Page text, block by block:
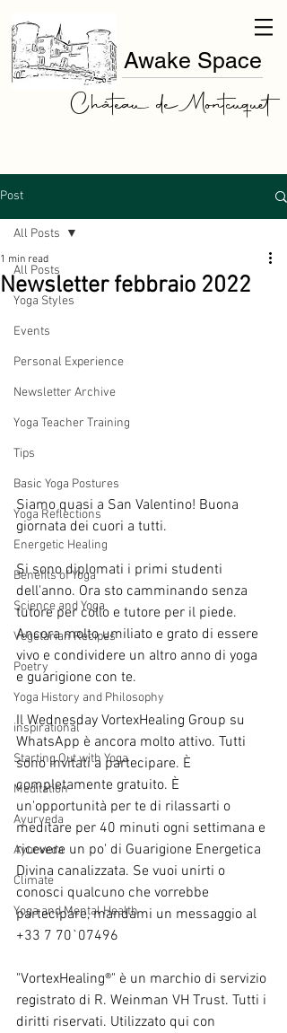
Awake Space
Château de Montcuquet
Post
All Posts
Yoga Styles
Events
Personal Experience
Newsletter Archive
Yoga Teacher Training
Tips
Basic Yoga Postures
Yoga Reflections
Energetic Healing
Benefits of Yoga
Science and Yoga
Vegetarian Recipes
Poetry
Yoga History and Philosophy
inspirational
Starting Out with Yoga
Meditation
Ayurveda
Ayurveda
Climate
Yoga and Mental Health
All Posts
Newsletter febbraio 2022
1 min read
Siamo quasi a San Valentino! Buona
giornata dei cuori a tutti.
Si sono diplomati i primi studenti
dell'anno. Ora sto camminando senza
tutore per collo e tutore per il piede.
Ancora molto umiliato e grato di essere
vivo e condividere un altro anno di yoga
e guarigione con te.
Il Wednesday VortexHealing Group su
WhatsApp è ancora molto attivo. Tutti
sono invitati a partecipare. È
completamente gratuito. È
un'opportunità per te di rilassarti o
meditare per 40 minuti ogni settimana e
ricevere un po' di Guarigione Energetica
Divina canalizzata. Se vuoi unirti o
conosci qualcuno che vorrebbe
partecipare, mandami un messaggio al
+33 7 70`07496
"VortexHealing®" è un marchio di servizio
registrato di R. Weinman VH Trust. Tutti i
diritti riservati. Utilizzato qui con